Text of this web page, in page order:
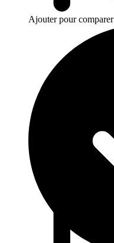
Ajouter pour comparer